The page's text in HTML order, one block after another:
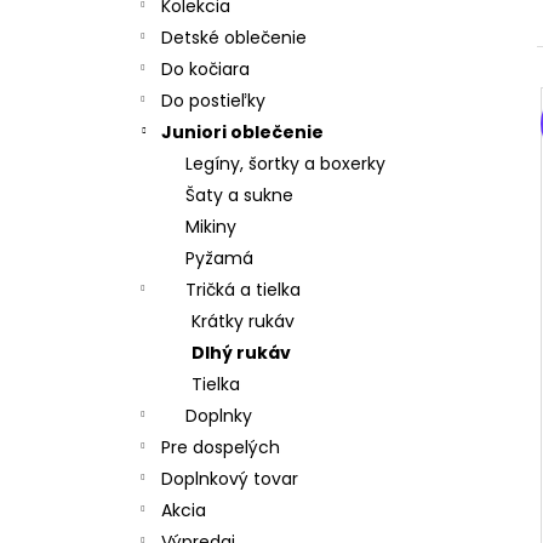
Kolekcia
Detské oblečenie
Do kočiara
Do postieľky
Juniori oblečenie
Legíny, šortky a boxerky
Šaty a sukne
Mikiny
Pyžamá
Tričká a tielka
Krátky rukáv
Dlhý rukáv
Tielka
Doplnky
Pre dospelých
Doplnkový tovar
Akcia
i
€54,58